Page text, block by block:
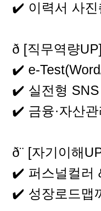
✔️ 이력서 사진
ð [직무역량UP]
✔️ e-
✔️ 실전형 SNS
✔️ 금융·자산
ð¨ [자기이해
✔️ 퍼스널컬러
✔️ 성장로드맵